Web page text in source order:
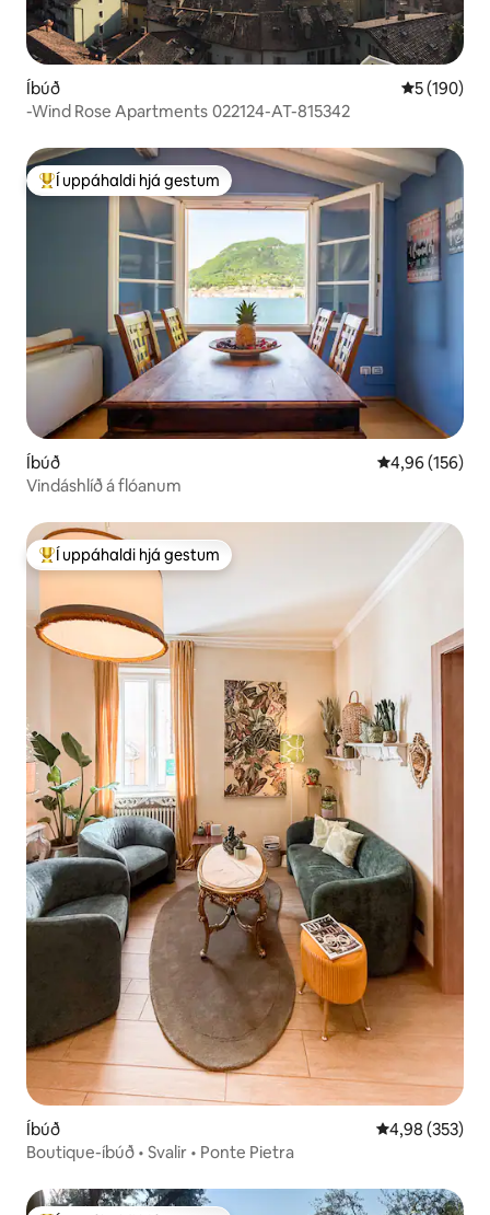
Íbúð 5 af 5 í
5 (190)
-Wind Rose Apartments 022124-AT-815342
Í mestu uppáhaldi hjá gestum
Í uppáhaldi hjá gestum
Íbúð 4,96 af 5 í
4,96 (156)
Vindáshlíð á flóanum
Í mestu uppáhaldi hjá gestum
Í uppáhaldi hjá gestum
Íbúð 4,98 af 5 í
4,98 (353)
Boutique-íbúð • Svalir • Ponte Pietra